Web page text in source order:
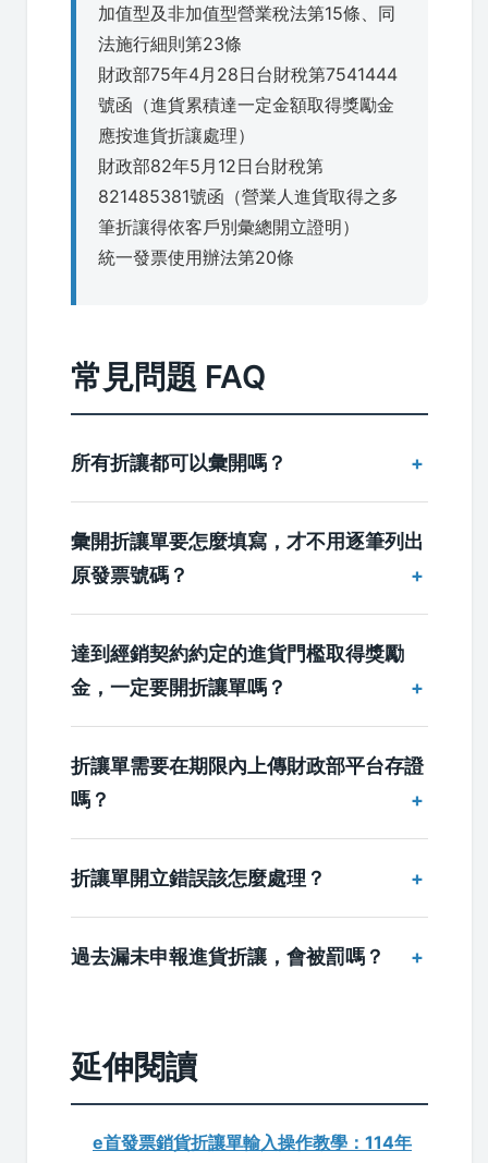
加值型及非加值型營業稅法第15條、同
法施行細則第23條
財政部75年4月28日台財稅第7541444
號函（進貨累積達一定金額取得獎勵金
應按進貨折讓處理）
財政部82年5月12日台財稅第
821485381號函（營業人進貨取得之多
筆折讓得依客戶別彙總開立證明）
統一發票使用辦法第20條
常見問題 FAQ
所有折讓都可以彙開嗎？
彙開折讓單要怎麼填寫，才不用逐筆列出
原發票號碼？
達到經銷契約約定的進貨門檻取得獎勵
金，一定要開折讓單嗎？
折讓單需要在期限內上傳財政部平台存證
嗎？
折讓單開立錯誤該怎麼處理？
過去漏未申報進貨折讓，會被罰嗎？
延伸閱讀
e首發票銷貨折讓單輸入操作教學：114年